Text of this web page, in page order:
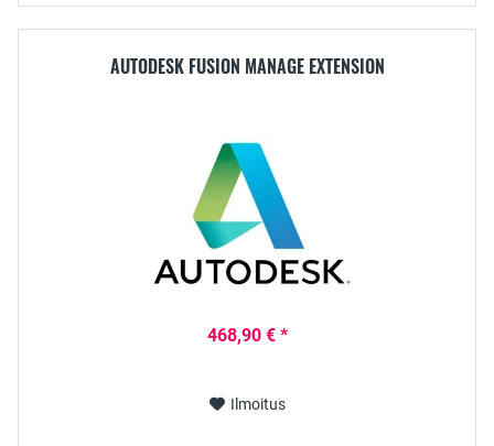
AUTODESK FUSION MANAGE EXTENSION
468,90 € *
Ilmoitus